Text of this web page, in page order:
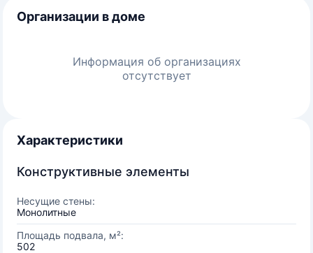
Организации в доме
Информация об организациях
отсутствует
Характеристики
Конструктивные элементы
Несущие стены:
Монолитные
Площадь подвала, м²:
502